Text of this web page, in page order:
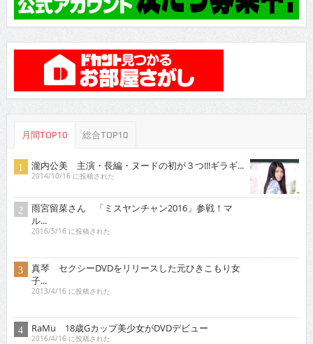
月間TOP10 総合TOP10
瀧内公美 主演・長編・ヌードの初が３つ!!!ギラギ...
2014/10/16 に投稿された
雨宮留菜さん 「ミスヤンチャン2016」参戦！マ
ル...
2016/5/16 に投稿された
真琴 セクシーDVDをリリースした元ひきこもり女
子...
2013/4/16 に投稿された
RaMu 18歳Gカップ美少女がDVDデビュー
2016/4/16 に投稿された